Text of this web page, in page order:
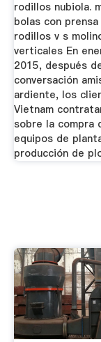
rodillos nubiola.
bolas con prensa
rodillos v s
verticales En
2015, después
conversación
ardiente, los
Vietnam
sobre la compra
equipos de
producción de